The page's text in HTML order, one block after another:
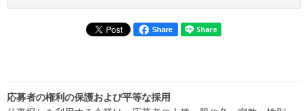
Share
応募者の権利の保護および平等な採用